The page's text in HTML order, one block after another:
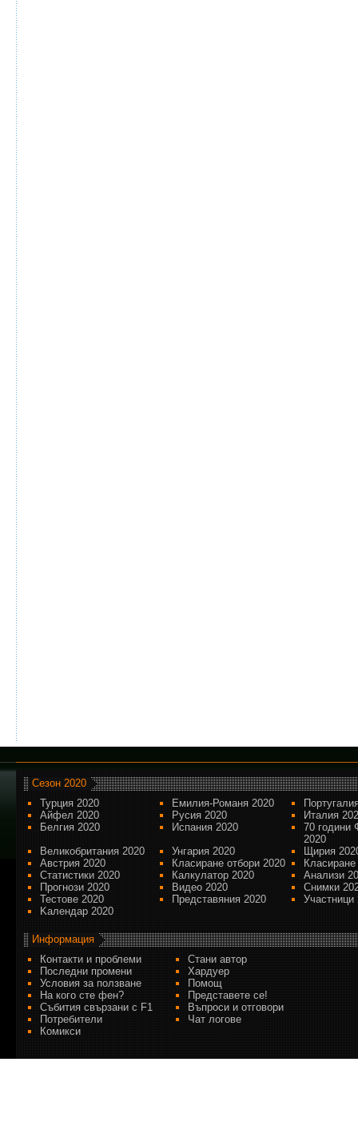
Сезон 2020
Турция 2020
Емилия-Романя 2020
Айфел 2020
Русия 2020
Италия
Белгия 2020
Испания 2020
70 години
2020
Великобритания 2020
Унгария 2020
Щирия
Австрия 2020
Класиране отбори 2020
Статистики 2020
Калкулатор 2020
Анализи
Прогнози 2020
Видео 2020
Снимки
Тестове 2020
Представяния 2020
Участници
Kалендар 2020
Информация
Контакти и проблеми
Стани автор
Последни промени
Хардуер
Условия за ползване
Помощ
На кого сте фен?
Представете се!
Събития свързани с F1
Въпроси и отговори
Потребители
Чат логове
Комикси